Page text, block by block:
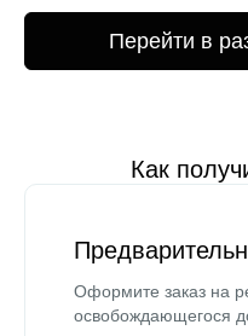
Перейти в
Как
Оформите заказ на
освобождающегося